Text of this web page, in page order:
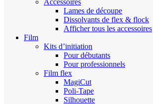
Accessoires
Lames de découpe
Dissolvants de flex & flock
Afficher tous les accessoires
Film
Kits d’initiation
Pour débutants
Pour professionnels
Film flex
MagiCut
Poli-Tape
Silhouette